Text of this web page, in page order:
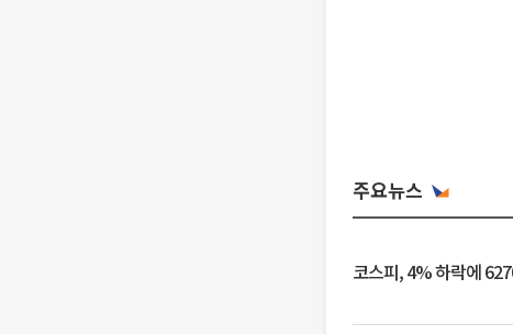
주요뉴스
코스피, 4% 하락에